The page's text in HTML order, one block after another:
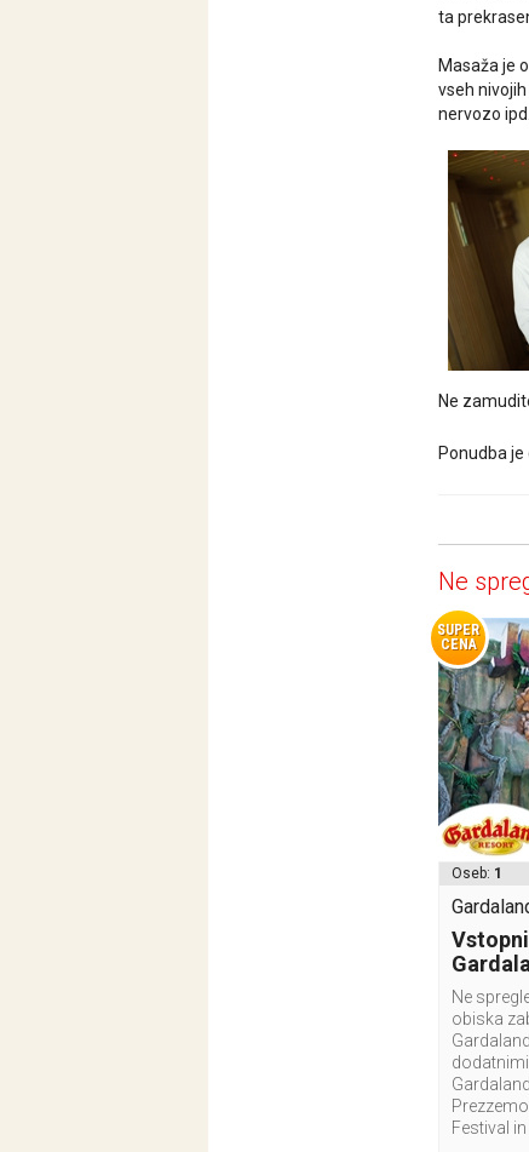
ta
Masaža je
vseh
nervozo
Ne
Ponudba
Ne
SUPER
CENA
Oseb: 1
Ne
obiska
Festival